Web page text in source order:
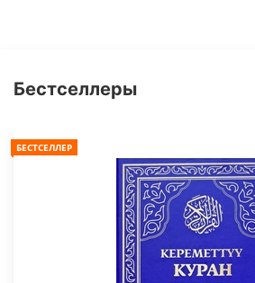
Бестселлеры
БЕСТСЕЛЛЕР